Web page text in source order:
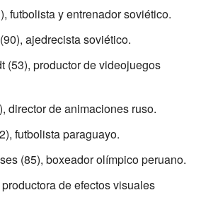
futbolista y entrenador soviético.
ajedrecista soviético.
(53), productor de videojuegos
director de animaciones ruso.
futbolista paraguayo.
(85), boxeador olímpico peruano.
de efectos visuales